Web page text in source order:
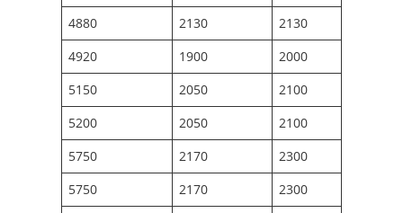
4880
2130
2130
4920
1900
2000
5150
2050
2100
5200
2050
2100
5750
2170
2300
5750
2170
2300